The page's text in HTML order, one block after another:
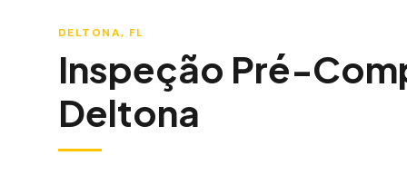
DELTONA, FL
Inspeção Pré-
Deltona